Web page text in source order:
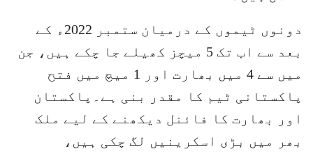
دونوں ٹیموں کے درمیان ستمبر 2022ء کے
بعد سے اب تک 5 میچز کھیلے جا چکے ہیں، جن
میں سے 4 میں بھارت اور 1 میچ میں فتح
پاکستانی ٹیم کا مقدر بنی ہے۔پاکستان
اور بھارت کا فائنل دیکھنے کے لیے ملک
بھر میں بڑی اسکرینیں لگ چکی ہیں،